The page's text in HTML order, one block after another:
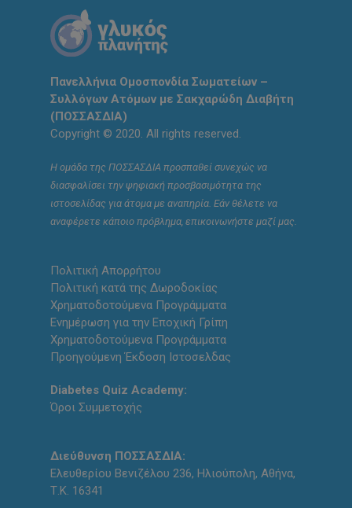
Πανελλήνια Ομοσπονδία Σωματείων –
Συλλόγων Ατόμων με Σακχαρώδη Διαβήτη
(ΠΟΣΣΑΣΔΙΑ)
Copyright © 2020. All rights reserved.
Η ομάδα της ΠΟΣΣΑΣΔΙΑ προσπαθεί συνεχώς να
διασφαλίσει την ψηφιακή προσβασιμότητα της
ιστοσελίδας για άτομα με αναπηρία. Εάν θέλετε να
αναφέρετε κάποιο πρόβλημα, επικοινωνήστε μαζί μας.
Πολιτική Απορρήτου
Πολιτική κατά της Δωροδοκίας
Χρηματοδοτούμενα Προγράμματα
Ενημέρωση για την Εποχική Γρίπη
Χρηματοδοτούμενα Προγράμματα
Προηγούμενη Έκδοση Ιστοσελδας
Diabetes Quiz Academy:
Όροι Συμμετοχής
Διεύθυνση ΠΟΣΣΑΣΔΙΑ:
Ελευθερίου Βενιζέλου 236, Ηλιούπολη, Αθήνα,
Τ.Κ. 16341